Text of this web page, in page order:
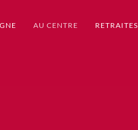
AU CENTRE RETRAITES